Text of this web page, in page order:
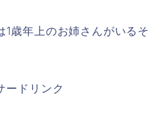
歳年上のお姉さんがいるそ
ードリンク